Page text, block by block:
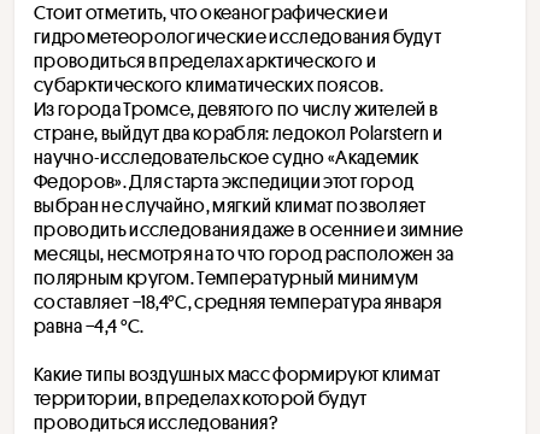
Стоит отметить, что океанографические и
гидрометеорологические исследования будут
проводиться в пределах арктического и
субарктического климатических поясов.
Из города Тромсе, девятого по числу жителей в
стране, выйдут два корабля: ледокол Polarstern и
научно-исследовательское судно «Академик
Федоров». Для старта экспедиции этот город
выбран не случайно, мягкий климат позволяет
проводить исследования даже в осенние и зимние
месяцы, несмотря на то что город расположен за
полярным кругом. Температурный минимум
составляет −18,4°C, средняя температура января
равна −4,4 °C.
Какие типы воздушных масс формируют климат
территории, в пределах которой будут
проводиться исследования?